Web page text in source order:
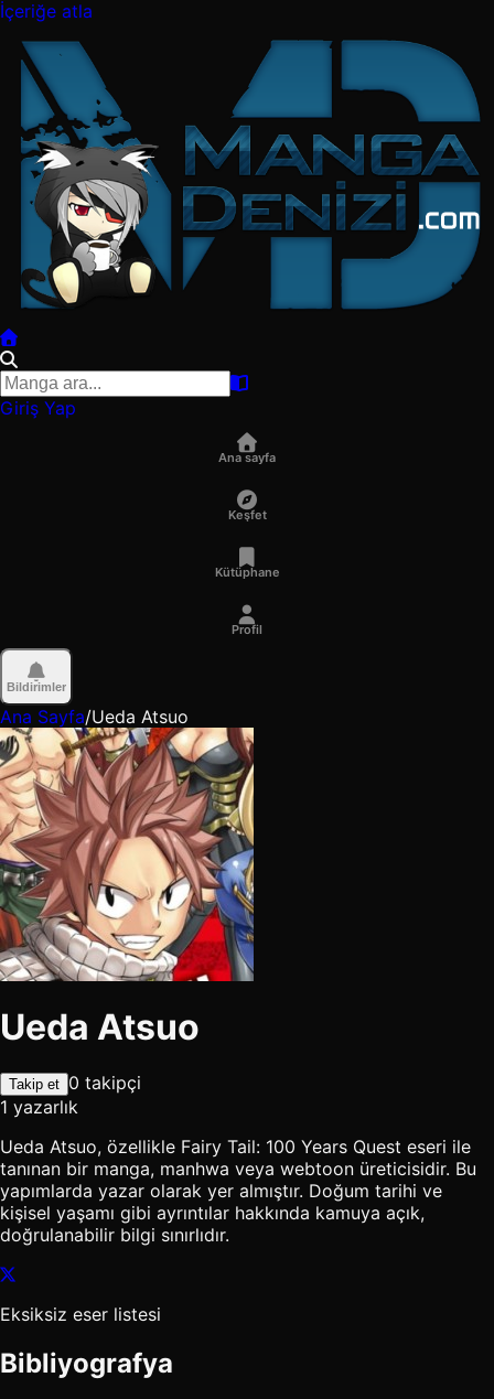
İçeriğe atla
Giriş Yap
Ana sayfa
Keşfet
Kütüphane
Profil
Bildirimler
Ana Sayfa/Ueda Atsuo
Ueda Atsuo
Takip et 0 takipçi
1 yazarlık
Ueda Atsuo, özellikle Fairy Tail: 100 Years Quest eseri ile
tanınan bir manga, manhwa veya webtoon üreticisidir. Bu
yapımlarda yazar olarak yer almıştır. Doğum tarihi ve
kişisel yaşamı gibi ayrıntılar hakkında kamuya açık,
doğrulanabilir bilgi sınırlıdır.
Eksiksiz eser listesi
Bibliyografya